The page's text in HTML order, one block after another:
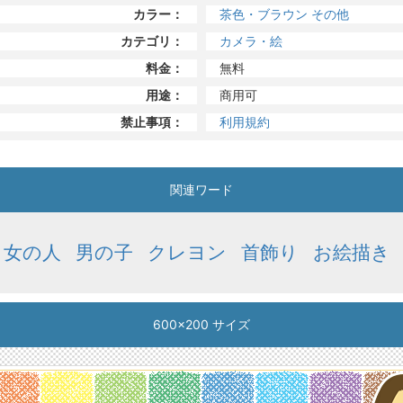
カラー： 茶色・ブラウン その他
カテゴリ：
カメラ・絵
料金：
無料
用途：
商用可
禁止事項：
利用規約
関連ワード
女の人 男の子 クレヨン 首飾り お絵描き
600x200 サイズ